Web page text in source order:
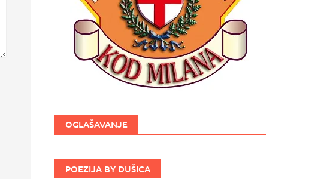
OGLAŠAVANJE
POEZIJA BY DUŠICA